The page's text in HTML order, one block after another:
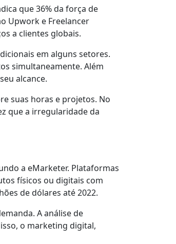
que 36% da força de
Upwork e Freelancer
a clientes globais.
em alguns setores.
simultaneamente. Além
alcance.
suas horas e projetos. No
que a irregularidade da
a eMarketer. Plataformas
físicos ou digitais com
de dólares até 2022.
A análise de
o marketing digital,